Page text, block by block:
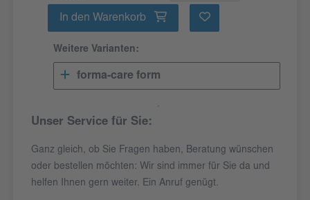
In den Warenkorb
Weitere Varianten:
forma-care form
Unser Service für Sie:
Ganz gleich, ob Sie Fragen haben, Beratung wünschen
oder bestellen möchten: Wir sind immer für Sie da und
helfen Ihnen gern weiter. Ein Anruf genügt.